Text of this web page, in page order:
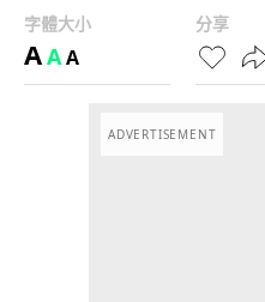
字體大小
AAA
分享
ADVERTISEMENT